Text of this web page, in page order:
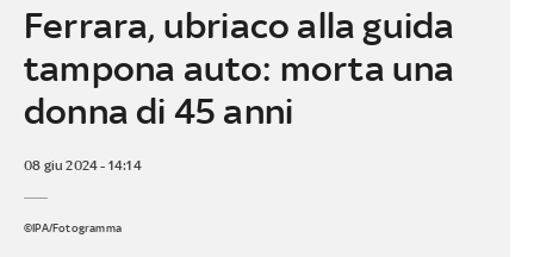
Ferrara, ubriaco alla guida
tampona auto: morta una
donna di 45 anni
08 giu 2024 - 14:14
©IPA/Fotogramma